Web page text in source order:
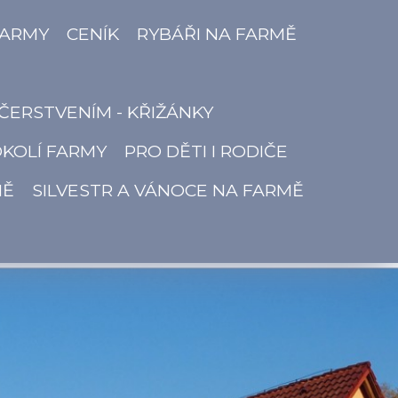
CENÍK RYBÁŘI NA FARMĚ
- KŘIŽÁNKY
FARMY
PRO DĚTI I RODIČE
SILVESTR A VÁNOCE NA FARMĚ